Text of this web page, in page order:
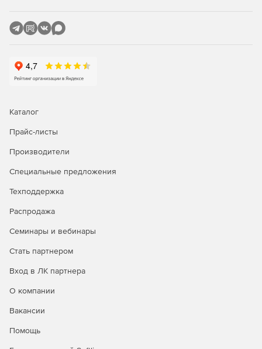
Каталог
Прайс-листы
Производители
Специальные предложения
Техподдержка
Распродажа
Семинары и вебинары
Стать партнером
Вход в ЛК партнера
О компании
Вакансии
Помощь